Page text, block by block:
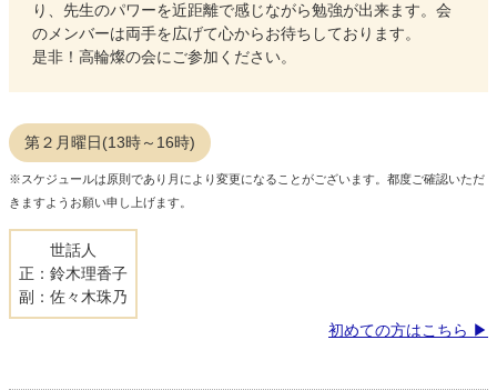
り、先生のパワーを近距離で感じながら勉強が出来ます。会
のメンバーは両手を広げて心からお待ちしております。
是非！高輪燦の会にご参加ください。
第２月曜日(13時～16時)
※スケジュールは原則であり月により変更になることがございます。都度ご確認いただ
きますようお願い申し上げます。
世話人
正：鈴木理香子
副：佐々木珠乃
初めての方はこちら